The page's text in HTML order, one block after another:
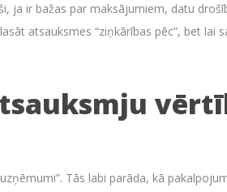
ja ir bažas par maksājumiem, datu
atsauksmes “ziņkārības pēc”, bet lai
Tās labi parāda, kā